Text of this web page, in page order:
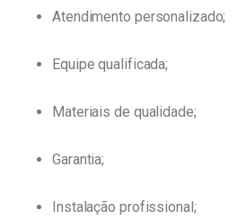
Atendimento personalizado;
Equipe qualificada;
Materiais de qualidade;
Garantia;
Instalação profissional;